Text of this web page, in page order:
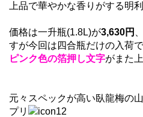
上品で華やかな香りがする明
価格は一升瓶(1.8L)が3,630円
すが今回は四合瓶だけの入荷
ピンク色の箔押し文字がまた
元々スペックが高い臥龍梅の
プリ